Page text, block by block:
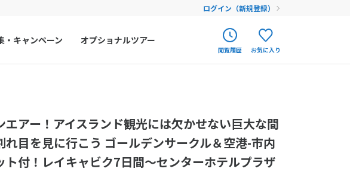
ログイン（新規登録）
イギリス
アイルランド
オーストリア
ハンガリー
アイスランド
フィンランド
・キャンペーン オプショナルツアー
閲覧履歴
まだ履歴がありません
お気に入り
まだ登録がありません
ャプチャして保存してください。
エアー！アイスランド観光には欠かせない巨大な間
れ目を見に行こう ゴールデンサークル＆空港-市内
ト付！レイキャビク7日間～センターホテルプラザ